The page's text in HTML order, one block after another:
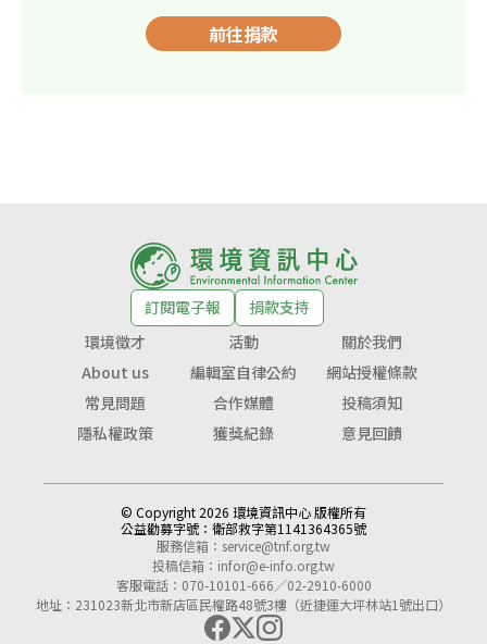
前往捐款
訂閱電子報
捐款支持
環境徵才
活動
關於我們
About us
編輯室自律公約
網站授權條款
常見問題
合作媒體
投稿須知
隱私權政策
獲獎紀錄 意見回饋
© Copyright 2026 環境資訊中心 版權所有
公益勸募字號： 衛部救字第1141364365號
服務信箱： service@tnf.org.tw
投稿信箱： infor@e-info.org.tw
客服電話：070-10101-666／02-2910-6000
地址：231023新北市新店區民權路48號3樓（近捷運大坪林站1號出口）